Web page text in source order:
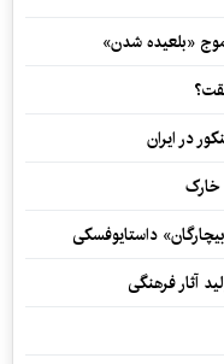
«بلعیده شدن»
در ایران
خارک
داستایوفسکی
آثار فرهنگی